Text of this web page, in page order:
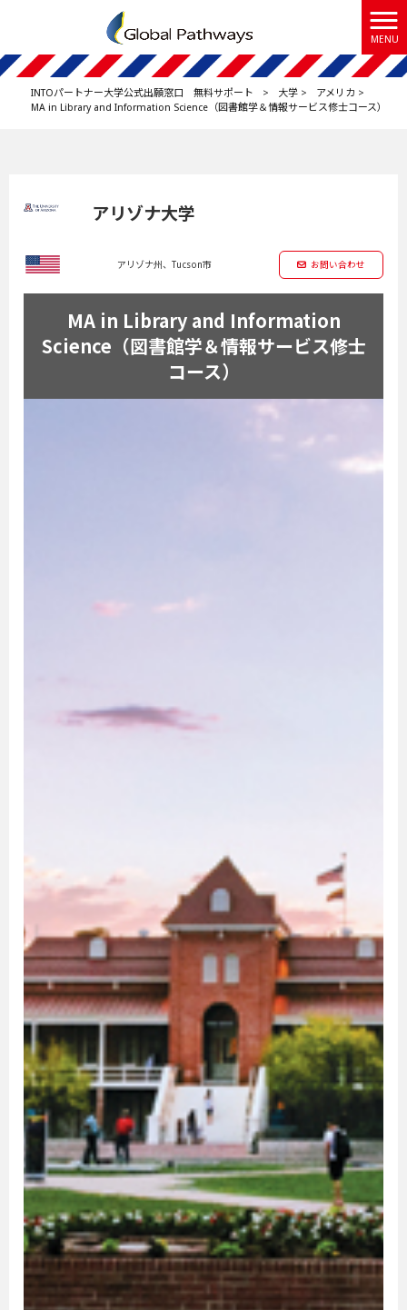
MENU
INTOパートナー大学公式出願窓口 無料サポート > 大学 > アメリカ >
MA in Library and Information Science（図書館学＆情報サービス修士コース）
アリゾナ大学
アリゾナ州、Tucson市 お問い合わせ
MA in Library and Information
Science（図書館学＆情報サービス修士
コース）